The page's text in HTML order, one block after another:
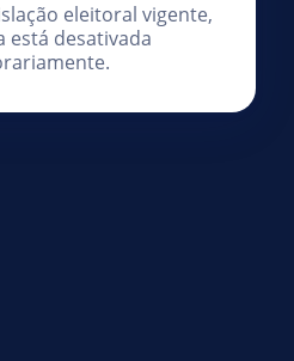
eleitoral vigente,
está desativada